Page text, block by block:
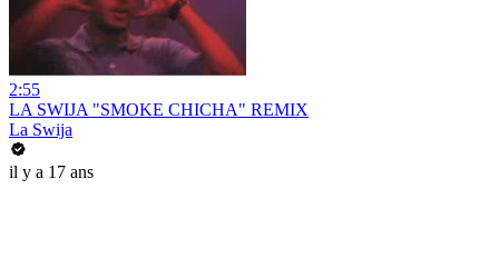
2:55
LA SWIJA "SMOKE CHICHA" REMIX
La Swija
il y a 17 ans